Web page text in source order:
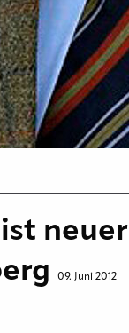
09. Juni 2012